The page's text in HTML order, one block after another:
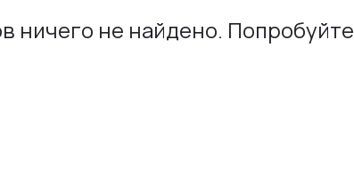
ничего не найдено. Попробуйте